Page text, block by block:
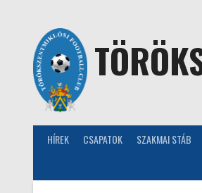
HÍREK CSAPATOK SZAKMAI STÁB